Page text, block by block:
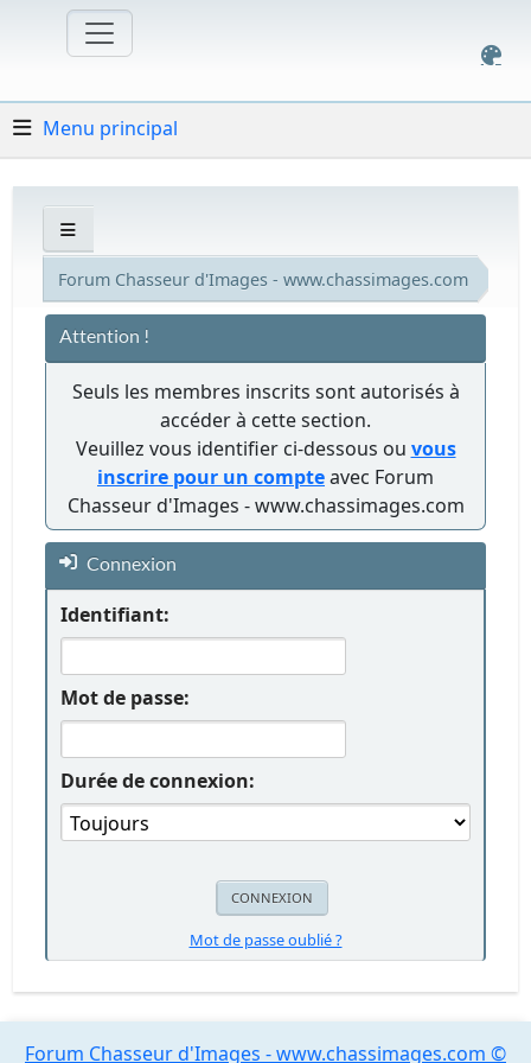
Menu principal
Forum Chasseur d'Images - www.chassimages.com
Attention !
Seuls les membres inscrits sont autorisés à
accéder à cette section.
Veuillez vous identifier ci-dessous ou vous
inscrire pour un compteavec Forum
Chasseur d'Images - www.chassimages.com
Connexion
Identifiant:
Mot de passe:
Durée de connexion:
Mot de passe oublié ?
Forum Chasseur d'Images - www.chassimages.com ©